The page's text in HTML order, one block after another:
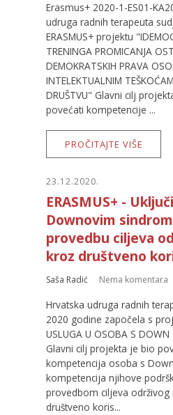
Erasmus+ 2020-1-ES01-
udruga radnih terapeuta
ERASMUS+ projektu
TRENINGA PROMICANJA
DEMOKRATSKIH PRAVA
INTELEKTUALNIM
DRUŠTVU" Glavni cilj
povećati kompetencije ...
PROČITAJTE VIŠE
23.12.2020.
ERASMUS+ -
Downovim
provedbu ciljeva
kroz društveno
Saša Radić Nema komentara
Hrvatska udruga radnih
2020 godine započela s
USLUGA U OSOBA S DOWN
Glavni cilj projekta je bio
kompetencija osoba s
kompetencija njihove
provedbom ciljeva
društveno koris...